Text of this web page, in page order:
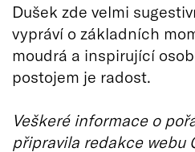
Dušek zde velmi
vypráví o základních
moudrá a inspirující
postojem je radost.
Veškeré informace o
připravila redakce webu